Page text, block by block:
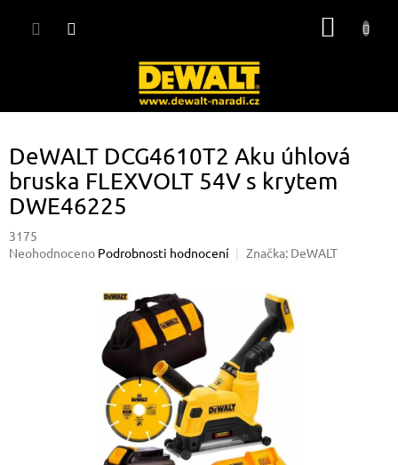
DeWALT DCG4610T2 Aku úhlová
bruska FLEXVOLT 54V s krytem
DWE46225
3175
Průměrné
Neohodnoceno Podrobnosti hodnocení Značka: DeWALT